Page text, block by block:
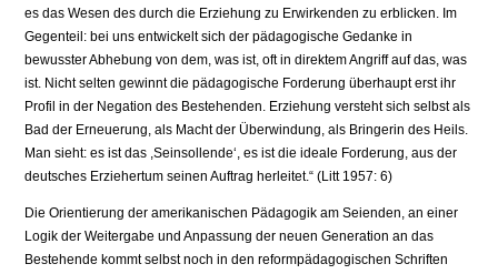
es das Wesen des durch die Erziehung zu Erwirkenden zu erblicken. Im
Gegenteil: bei uns entwickelt sich der pädagogische Gedanke in
bewusster Abhebung von dem, was ist, oft in direktem Angriff auf das, was
ist. Nicht selten gewinnt die pädagogische Forderung überhaupt erst ihr
Profil in der Negation des Bestehenden. Erziehung versteht sich selbst als
Bad der Erneuerung, als Macht der Überwindung, als Bringerin des Heils.
Man sieht: es ist das ,Seinsollende‘, es ist die ideale Forderung, aus der
deutsches Erziehertum seinen Auftrag herleitet.“ (Litt 1957: 6)
Die Orientierung der amerikanischen Pädagogik am Seienden, an einer
Logik der Weitergabe und Anpassung der neuen Generation an das
Bestehende kommt selbst noch in den reformpädagogischen Schriften